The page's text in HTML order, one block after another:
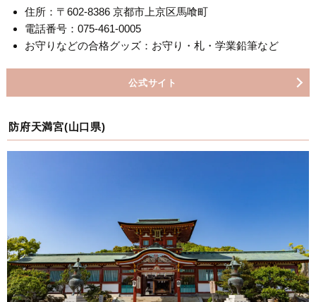
住所：〒602-8386 京都市上京区馬喰町
電話番号：075-461-0005
お守りなどの合格グッズ：お守り・札・学業鉛筆など
公式サイト
防府天満宮(山口県)